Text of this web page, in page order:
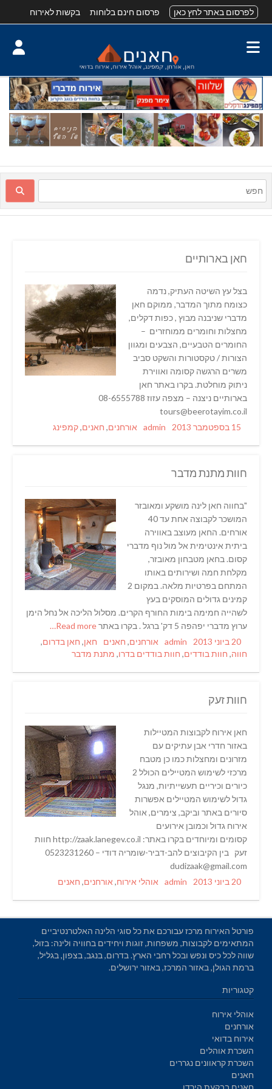
לפרסום באתר לחץ כאן פרסום חינם בלוחות בקשות לאירוח
חאן בארותיים
בצל עץ השיטה העתיק, נדמה
כצומח מתוך המדבר, ממוקם חאן
מדברי שניבנה מבוץ , כפות דקלים,
מחצלות וחומרים ממוחזרים –
החומרים הטבעיים, הצבעים ומגוון
הצורות / טקסטורות והשקט סביב
משרים הרגשה קסומה ואווירת
ניתוק מוחלטת. בקרו באתר חאן
tours@beerotayim.co.il
Posted
15 בספטמבר 2013 Author
admin
Categories
אורחנים, חאנים,קמפינג
חוות מתנת מדבר
"בחווה חאן לינה מושקע ומאובזר
המושכר לקבוצה אחת עד 40
אורחים. החאן מעוצב באווירה
ביתית אינטימית אל מול נוף מדברי
קסום. בחאן מטבחון מאובזר,
מקלחת חמה ושירותים באותו
המתחם בפרטיות מלאה. במקום 2
קמינים גדולים המוסקים בעץ
לשהייה חמימה בימות החורף הקרים. מסלול הליכה אל נחל הימן
ערוץ מדברי יפהפה 5 דק' ברגל . בקרו באתר
Posted
on
20 ביוני 2013 Author
admin
Categories
אורחנים, חאנים Tags
חאן, חאן בדרום,
חווה, חוות בודדים, חוות בודדים בדרו, מתנת מדבר
חוות זעק
חאן אירוח לקבוצות המטיילות
באזור חדרי אבן עתיקים עם
מזרונים ומחצלות כמו כן מטבח
מרכזי לשימוש המטיילים הכולל 2
כיורים וכיריים תעשייתיות, מנגל
גדול לשימוש המטיילים אפשרות
סיורים באתר וביקב, צימרים, אוהל
אירוח גדול וכמובן אירועים
קסומים ומיוחדים בקרו באתר: http://zaak.lanegev.co.il חוות
זעק בין הקיבוצים להב-דביר-שומריה דודי – 0523231260
dudizaak@gmail.com
Posted
20 ביוני 2013 Author
admin
Categories
אוהלי אירוח, אורחנים, חאנים
פורטל האירוח מרכז עבורכם את כל סוגי הלינה האלטרנטיביים
המתאימים לקבוצות, משפחות, זוגות ויחידים בחוויה ולינה: בזול,
שווה לכל כיס ונפש ובכל רחבי הארץ. בדרום, בנגב, בצפון, בגליל,
ברמת הגולן, באזור המרכז, באזור ירושלים.
קטגוריות
אוהלי אירוח
אורחנים
אירוח בדואי
השכרת אוהלים
השכרת קראוונים נגררים
חאנים
חאנים בבקעת הירדן